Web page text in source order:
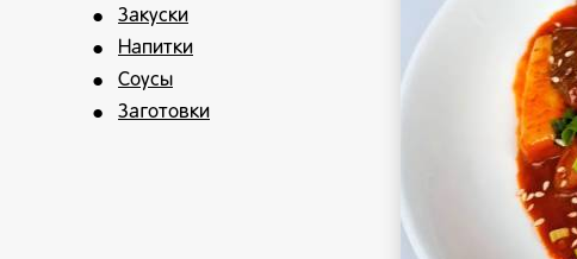
Закуски
Напитки
Соусы
Заготовки